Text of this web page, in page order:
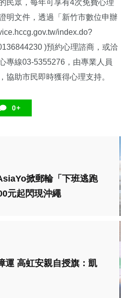
民眾，每年可享有4次免費心理
明文件，透過「新竹市數位申辦
index.do?
)預約心理諮商，或洽
專線03-5355276，由專業人員
協助市民即時獲得心理支持。
0+
掀郵輪「下班逃跑
元起閃現沖繩
運 高虹安親自授旗：凱